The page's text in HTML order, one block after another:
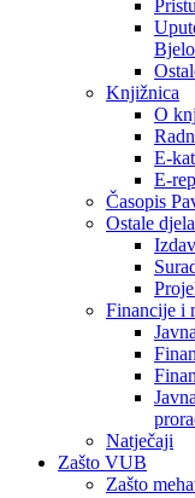
Knjižnica
O
E-
E-
Časopis
Ostale
Financije i
Natječaji
Zašto VUB
Zašto